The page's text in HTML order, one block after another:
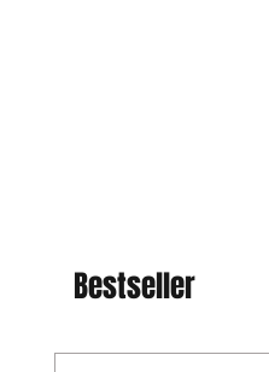
Bestseller